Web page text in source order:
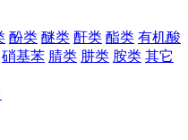
酚类 醚类 酐类 酯类 有机酸
硝基苯 腈类 肼类 胺类 其它